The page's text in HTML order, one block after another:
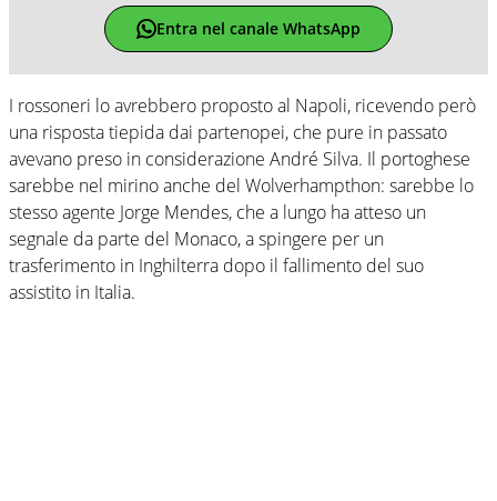
Entra nel canale WhatsApp
I rossoneri lo avrebbero proposto al Napoli, ricevendo però
una risposta tiepida dai partenopei, che pure in passato
avevano preso in considerazione André Silva. Il portoghese
sarebbe nel mirino anche del Wolverhampthon: sarebbe lo
stesso agente Jorge Mendes, che a lungo ha atteso un
segnale da parte del Monaco, a spingere per un
trasferimento in Inghilterra dopo il fallimento del suo
assistito in Italia.